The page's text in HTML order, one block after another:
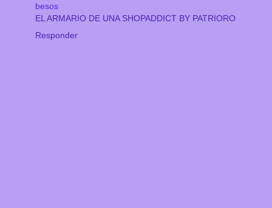
besos
EL ARMARIO DE UNA SHOPADDICT BY PATRIORO
Responder